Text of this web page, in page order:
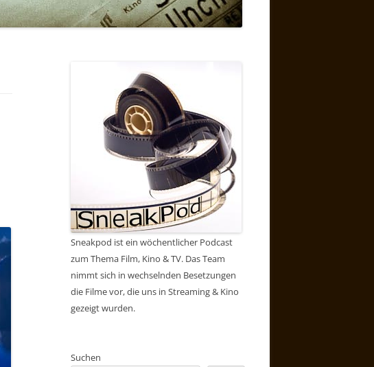
Sneakpod ist ein wöchentlicher Podcast
zum Thema Film, Kino & TV. Das Team
nimmt sich in wechselnden Besetzungen
die Filme vor, die uns in Streaming & Kino
gezeigt wurden.
Suchen